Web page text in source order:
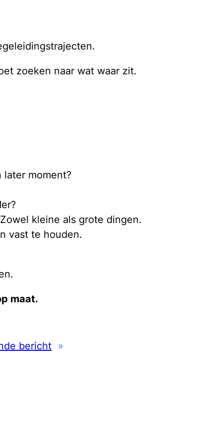
zoeken naar wat waar zit.
moment?
kleine als grote dingen.
vast te houden.
maat.
bericht »